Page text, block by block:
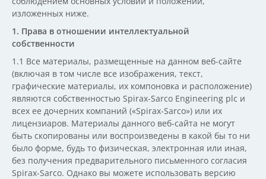
изложенных ниже.
1. Права в отношении интеллектуальной
собственности
1.1 Все материалы, размещенные на данном веб-сайте
(включая в том числе все изображения, текст,
графические материалы, их компоновка и расположение)
являются собственностью Spirax-Sarco Engineering plc и
всех ее дочерних компаний («Spirax-Sarco») или их
лицензиаров. Материалы данного веб-сайта не могут
быть скопированы или воспроизведены в какой бы то ни
было форме, будь то физическая, электронная или иная,
без получения предварительного письменного согласия
Spirax-Sarco. Однако вы можете использовать версию